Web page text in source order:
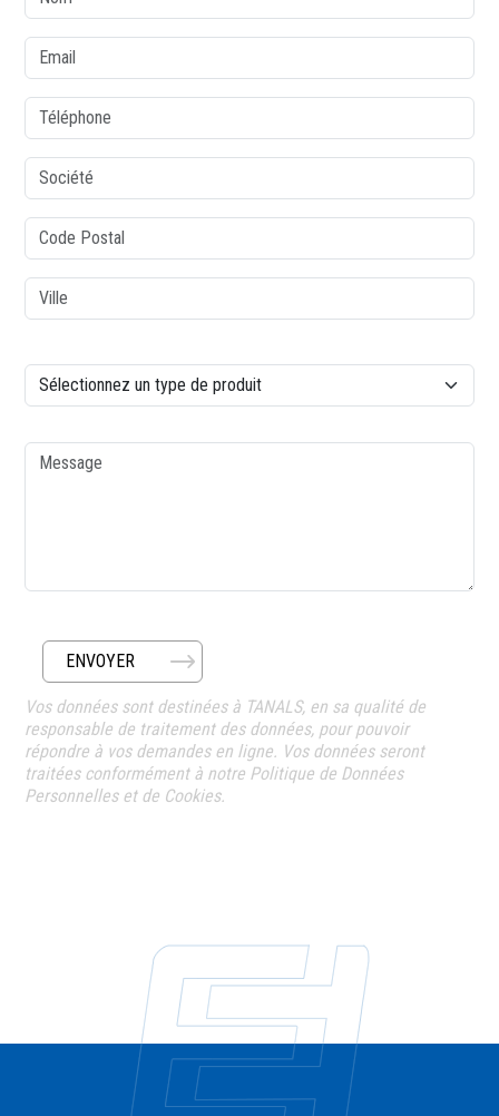
Email
Téléphone
Société
Code postal
Ville
colonne2
Type de produit
Message
ENVOYER
Vos données sont destinées à TANALS, en sa qualité de
responsable de traitement des données, pour pouvoir
répondre à vos demandes en ligne. Vos données seront
traitées conformément à notre Politique de Données
Personnelles et de Cookies.